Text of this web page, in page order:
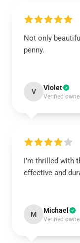
Not only
penny.
V Violet
Verified
I’m thrilled with
effective and
M Michael
Verified